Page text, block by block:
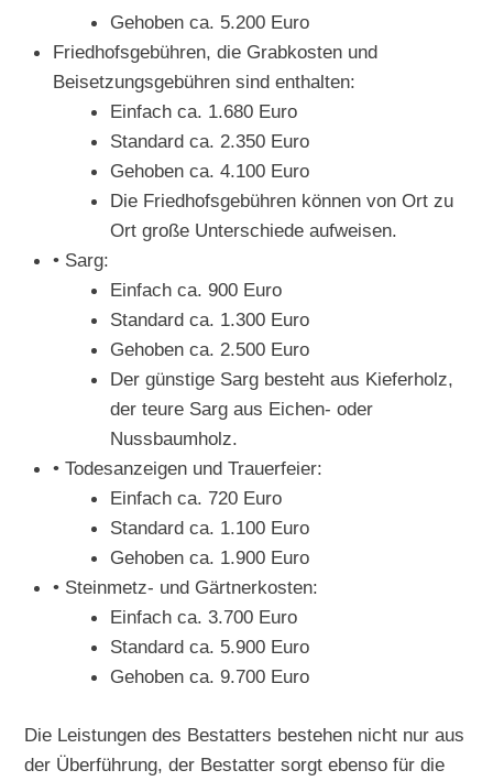
Gehoben ca. 5.200 Euro
Friedhofsgebühren, die Grabkosten und
Beisetzungsgebühren sind enthalten:
Einfach ca. 1.680 Euro
Standard ca. 2.350 Euro
Gehoben ca. 4.100 Euro
Die Friedhofsgebühren können von Ort zu
Ort große Unterschiede aufweisen.
• Sarg:
Einfach ca. 900 Euro
Standard ca. 1.300 Euro
Gehoben ca. 2.500 Euro
Der günstige Sarg besteht aus Kieferholz,
der teure Sarg aus Eichen- oder
Nussbaumholz.
• Todesanzeigen und Trauerfeier:
Einfach ca. 720 Euro
Standard ca. 1.100 Euro
Gehoben ca. 1.900 Euro
• Steinmetz- und Gärtnerkosten:
Einfach ca. 3.700 Euro
Standard ca. 5.900 Euro
Gehoben ca. 9.700 Euro
Die Leistungen des Bestatters bestehen nicht nur aus
der Überführung, der Bestatter sorgt ebenso für die